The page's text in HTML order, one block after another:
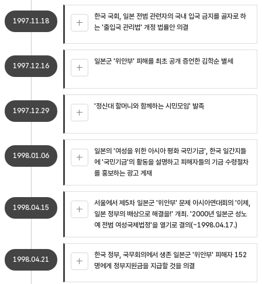
1997.11.18
한국 국회, 일본 전범 관련자의 국내 입국 금지를 골자로 하
는 '출입국 관리법' 개정 법률안 의결
1997.12.16
일본군 '위안부' 피해를 최초 공개 증언한 김학순 별세
1997.12.29
'정신대 할머니와 함께하는 시민모임' 발족
1998.01.06
일본의 '여성을 위한 아시아 평화 국민기금', 한국 일간지들
에 '국민기금'의 활동을 설명하고 피해자들의 기금 수령절차
를 홍보하는 광고 게재
1998.04.15
서울에서 제5차 일본군 '위안부' 문제 아시아연대회의 '이제,
일본 정부의 배상으로 해결을!' 개최. '2000년 일본군 성노
예 전범 여성국제법정'을 열기로 결의(~1998.04.17.)
1998.04.21
한국 정부, 국무회의에서 생존 일본군 '위안부' 피해자 152
명에게 정부지원금을 지급할 것을 의결